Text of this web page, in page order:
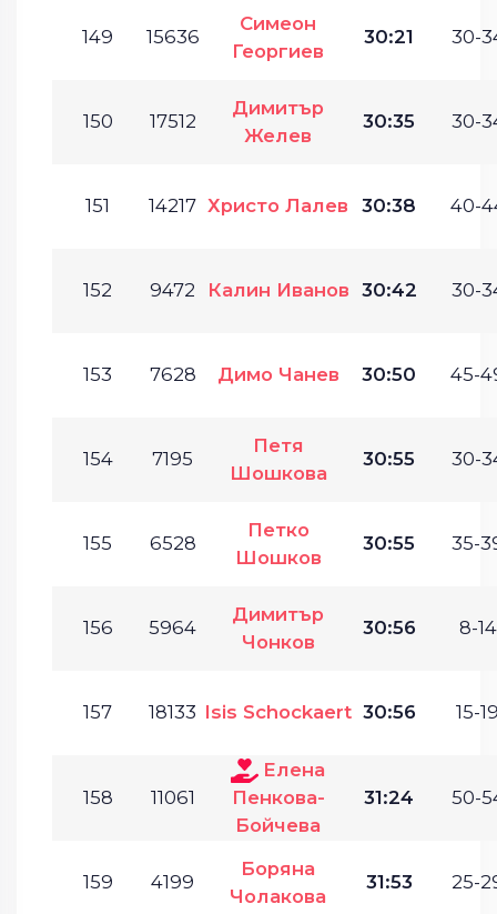
149 15636
Симеон
Георгиев
30:21 30-
150 17512
Димитър
Желев
30:35 30-
151 14217 Христо Лалев 30:38 40-
152 9472 Калин Иванов 30:42 30-
153 7628 Димо Чанев 30:50 45-
154 7195
Петя
Шошкова
30:55 30-
155 6528
Петко
Шошков
30:55 35-
156 5964
Димитър
Чонков
30:56 8-
157 18133 Isis Schockaert 30:56 15-
158 11061
Елена
Пенкова-
Бойчева
31:24 50-
159 4199
Боряна
Чолакова
31:53 25-